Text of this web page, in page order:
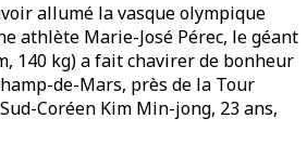
allumé la vasque olympique
athlète Marie-José Pérec, le géant
140 kg) a fait chavirer de bonheur
de-Mars, près de la Tour
Coréen Kim Min-jong, 23 ans,